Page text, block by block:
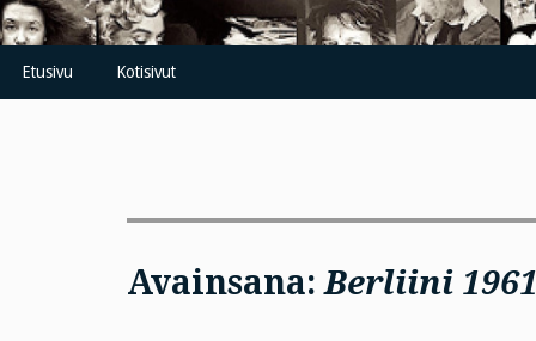
Etusivu Kotisivut
Avainsana:Berliini